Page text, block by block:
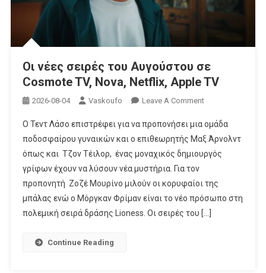
Οι νέες σειρές του Αυγούστου σε
Cosmote TV, Nova, Netflix, Apple TV
2026-08-04 Vaskoufo Leave A CommentOn
Νέες
Σειρές
Του
Σε
Cosmote
TV,
Ο Τεντ Λάσο επιστρέφει για να προπονήσει μια ομάδα
ποδοσφαίρου γυναικών και ο επιθεωρητής Μαξ Άρνολντ
όπως και Τζον Τέιλορ, ένας μοναχικός δημιουργός
γρίφων έχουν να λύσουν νέα μυστήρια. Για τον
προπονητή Ζοζέ Μουρίνο μιλούν οι κορυφαίοι της
μπάλας ενώ ο Μόργκαν Φρίμαν είναι το νέο πρόσωπο στη
πολεμική σειρά δράσης Lioness. Οι σειρές του […]
Continue Reading